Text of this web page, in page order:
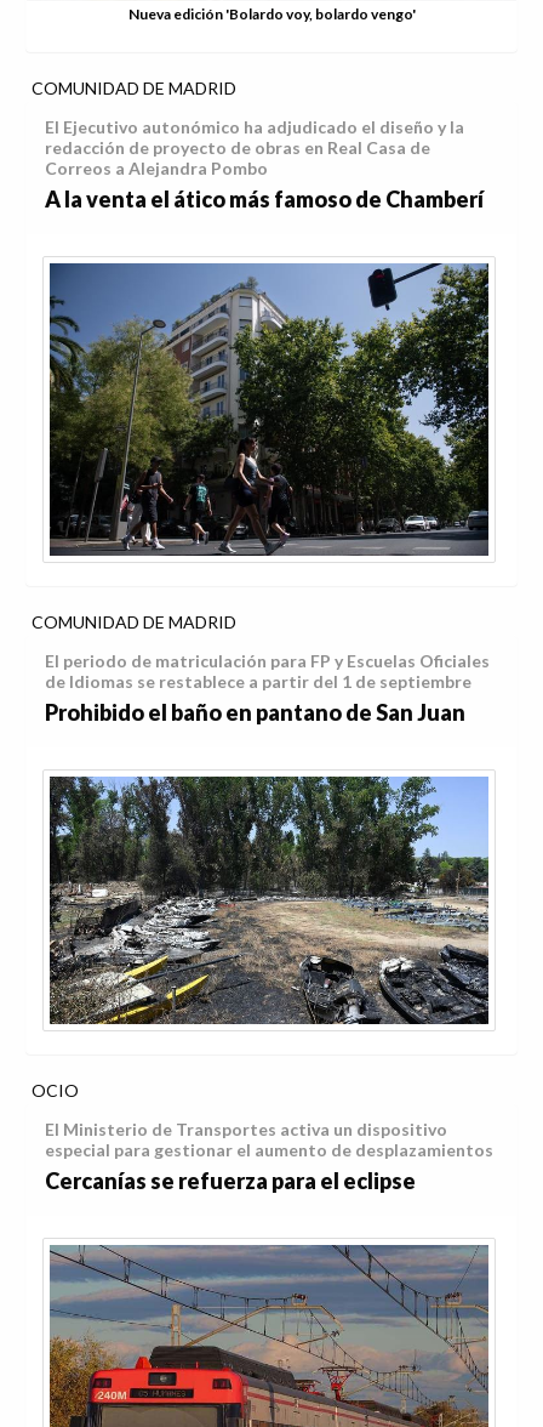
Nueva edición 'Bolardo voy, bolardo vengo'
COMUNIDAD DE MADRID
El Ejecutivo autonómico ha adjudicado el diseño y la
redacción de proyecto de obras en Real Casa de
Correos a Alejandra Pombo
A la venta el ático más famoso de Chamberí
COMUNIDAD DE MADRID
El periodo de matriculación para FP y Escuelas Oficiales
de Idiomas se restablece a partir del 1 de septiembre
Prohibido el baño en pantano de San Juan
OCIO
El Ministerio de Transportes activa un dispositivo
especial para gestionar el aumento de desplazamientos
Cercanías se refuerza para el eclipse